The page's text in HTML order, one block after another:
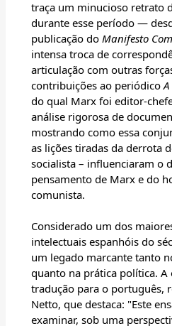
traça um minucioso retrato
durante esse período —
publicação do Manifesto
intensa troca de
articulação com outras
contribuições ao periódico
do qual Marx foi editor-
análise rigorosa de
mostrando como essa
as lições tiradas da derrota
socialista – influenciaram o
pensamento de Marx e do
comunista.
Considerado um dos
intelectuais espanhóis do
um legado marcante tanto
quanto na prática política. A
tradução para o português,
Netto, que destaca: "Este
examinar, sob uma